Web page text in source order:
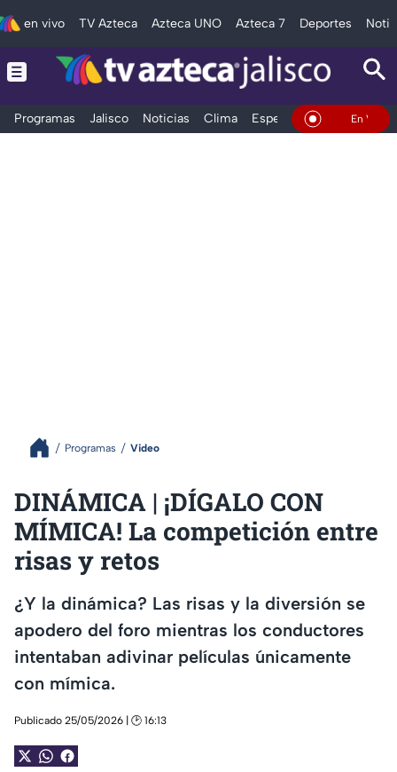
en vivo TV Azteca Azteca UNO Azteca 7 Deportes
Programas Jalisco Noticias Clima Espectáculos Deportes
En Vivo
Programas Video
DINÁMICA | ¡DÍGALO CON
MÍMICA! La competición entre
risas y retos
¿Y la dinámica? Las risas y la diversión se
apodero del foro mientras los conductores
intentaban adivinar películas únicamente
con mímica.
Publicado 25/05/2026 | 🕑 16:13